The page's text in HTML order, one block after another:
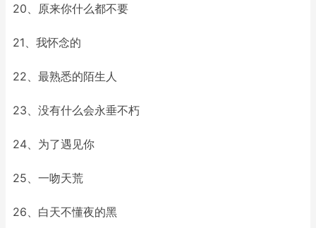
20、原来你什么都不要
21、我怀念的
22、最熟悉的陌生人
23、没有什么会永垂不朽
24、为了遇见你
25、一吻天荒
26、白天不懂夜的黑